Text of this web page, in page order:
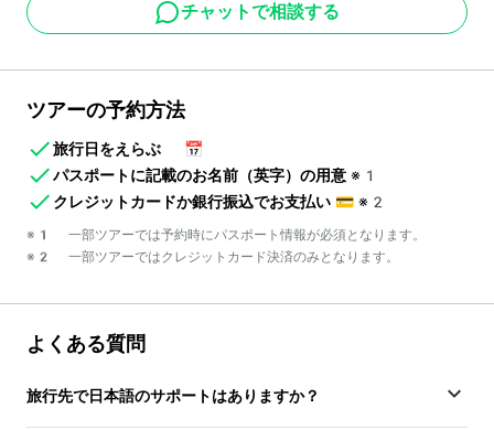
チャットで相談する
ツアーの予約方法
旅行日をえらぶ
📅
パスポートに記載のお名前（英字）の用意 ※1
クレジットカードか銀行振込でお支払い 💳 ※2
※1 一部ツアーでは予約時にパスポート情報が必須となります。
※2 一部ツアーではクレジットカード決済のみとなります。
よくある質問
旅行先で日本語のサポートはありますか？